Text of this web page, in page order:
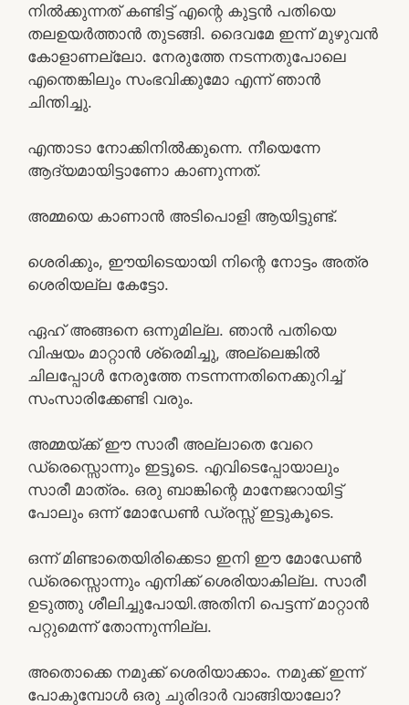
നിൽക്കുന്നത് കണ്ടിട്ട് എന്റെ കുട്ടൻ പതിയെ
തലഉയർത്താൻ തുടങ്ങി. ദൈവമേ ഇന്ന് മുഴുവൻ
കോളാണല്ലോ. നേരുത്തേ നടന്നതുപോലെ
എന്തെങ്കിലും സംഭവിക്കുമോ എന്ന് ഞാൻ
ചിന്തിച്ചു.
എന്താടാ നോക്കിനിൽക്കുന്നെ. നീയെന്നേ
ആദ്യമായിട്ടാണോ കാണുന്നത്.
അമ്മയെ കാണാൻ അടിപൊളി ആയിട്ടുണ്ട്.
ശെരിക്കും, ഈയിടെയായി നിന്റെ നോട്ടം അത്ര
ശെരിയല്ല കേട്ടോ.
ഏഹ് അങ്ങനെ ഒന്നുമില്ല. ഞാൻ പതിയെ
വിഷയം മാറ്റാൻ ശ്രെമിച്ചു, അല്ലെങ്കിൽ
ചിലപ്പോൾ നേരുത്തേ നടന്നന്നതിനെക്കുറിച്ച്
സംസാരിക്കേണ്ടി വരും.
അമ്മയ്ക്ക് ഈ സാരീ അല്ലാതെ വേറെ
ഡ്രെസ്സൊന്നും ഇട്ടൂടെ. എവിടെപ്പോയാലും
സാരീ മാത്രം. ഒരു ബാങ്കിന്റെ മാനേജറായിട്ട്
പോലും ഒന്ന് മോഡേൺ ഡ്രസ്സ്‌ ഇട്ടുകൂടെ.
ഒന്ന് മിണ്ടാതെയിരിക്കെടാ ഇനി ഈ മോഡേൺ
ഡ്രെസ്സൊന്നും എനിക്ക് ശെരിയാകില്ല. സാരീ
ഉടുത്തു ശീലിച്ചുപോയി.അതിനി പെട്ടന്ന് മാറ്റാൻ
പറ്റുമെന്ന് തോന്നുന്നില്ല.
അതൊക്കെ നമുക്ക് ശെരിയാക്കാം. നമുക്ക് ഇന്ന്
പോകുമ്പോൾ ഒരു ചുരിദാർ വാങ്ങിയാലോ?